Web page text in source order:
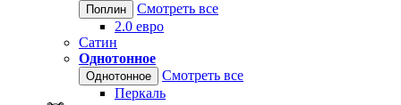
Поплин
Смотреть все
2.0 евро
Сатин
Однотонное
Однотонное
Смотреть все
Перкаль